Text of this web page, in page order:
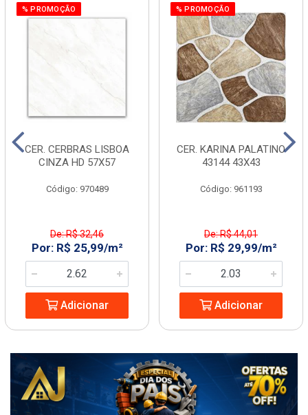
% PROMOÇÃO
CER. CERBRAS LISBOA
CINZA HD 57X57
Código: 970489
De: R$ 32,46
Por: R$ 25,99/m²
Adicionar
% PROMOÇÃO
CER. KARINA PALATINO
43144 43X43
Código: 961193
De: R$ 44,01
Por: R$ 29,99/m²
Adicionar